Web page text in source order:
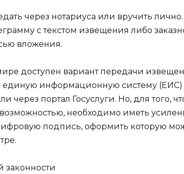
через нотариуса или вручить
с текстом извещения либо
вложения.
доступен вариант передачи
единую информационную систему
через портал Госуслуги. Но, для того,
возможностью, необходимо иметь
подпись, оформить которую
законности